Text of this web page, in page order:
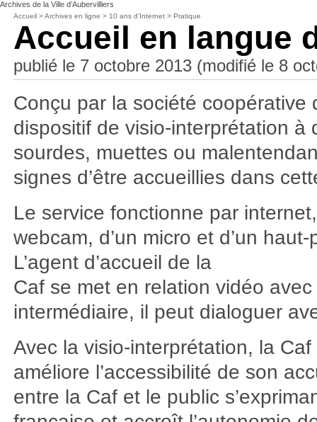
Archives de la Ville d’Aubervilliers
Accueil >Archives en ligne > 10 ans d’Internet >Pratique
Accueil en langue
publié le 7 octobre 2013 (modifié le 8
Conçu par la société coopérative
dispositif de visio-interprétation
sourdes, muettes ou
signes d’être accueillies dans
Le service fonctionne par
webcam, d’un micro et d’un haut-
L’agent d’accueil de la
Caf se met en relation vidéo
intermédiaire, il peut dialoguer
Avec la visio-interprétation, la
améliore l’accessibilité de son
entre la Caf et le public